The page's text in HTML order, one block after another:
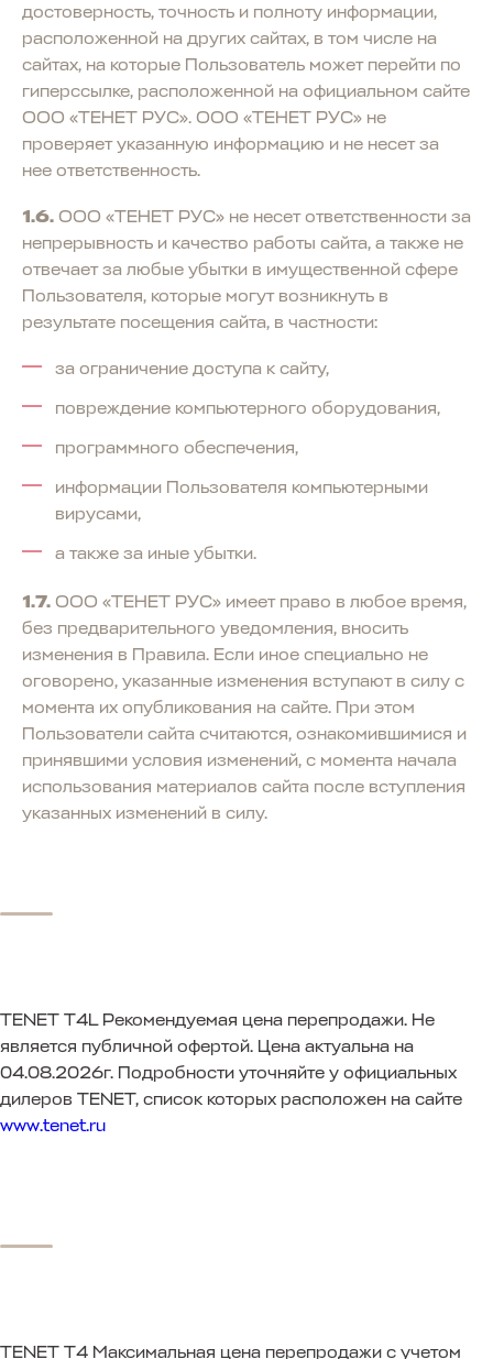
достоверность, точность и полноту информации,
расположенной на других сайтах, в том числе на
сайтах, на которые Пользователь может перейти по
гиперссылке, расположенной на официальном сайте
ООО «ТЕНЕТ РУС». ООО «ТЕНЕТ РУС» не
проверяет указанную информацию и не несет за
нее ответственность.
1.6. ООО «ТЕНЕТ РУС» не несет ответственности за
непрерывность и качество работы сайта, а также не
отвечает за любые убытки в имущественной сфере
Пользователя, которые могут возникнуть в
результате посещения сайта, в частности:
за ограничение доступа к сайту,
повреждение компьютерного оборудования,
программного обеспечения,
информации Пользователя компьютерными
вирусами,
а также за иные убытки.
1.7. ООО «ТЕНЕТ РУС» имеет право в любое время,
без предварительного уведомления, вносить
изменения в Правила. Если иное специально не
оговорено, указанные изменения вступают в силу с
момента их опубликования на сайте. При этом
Пользователи сайта считаются, ознакомившимися и
принявшими условия изменений, с момента начала
использования материалов сайта после вступления
указанных изменений в силу.
TENET T4LРекомендуемая цена перепродажи. Не
является публичной офертой. Цена актуальна на
04.08.2026г. Подробности уточняйте у официальных
дилеров TENET, список которых расположен на сайте
www.tenet.ru
TENET T4 Максимальная цена перепродажи с учетом